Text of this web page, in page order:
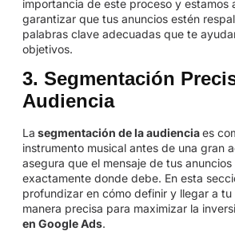
importancia de este proceso y estamos
garantizar que tus anuncios estén
palabras clave adecuadas que te
objetivos.
3. Segmentación
Audiencia
La segmentación de la audienciaes
instrumento musical antes de una gran
asegura que el mensaje de tus anuncios
exactamente donde debe. En esta
profundizar en cómo definir y llegar a
manera precisa para maximizar la
en Google Ads.